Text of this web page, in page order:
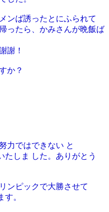
ンば誘ったとにふられて
ったら、かみさんが晩飯ば
謝！
か？
力ではできない と
たしま した。ありがとう
ンピックで大勝させて
。